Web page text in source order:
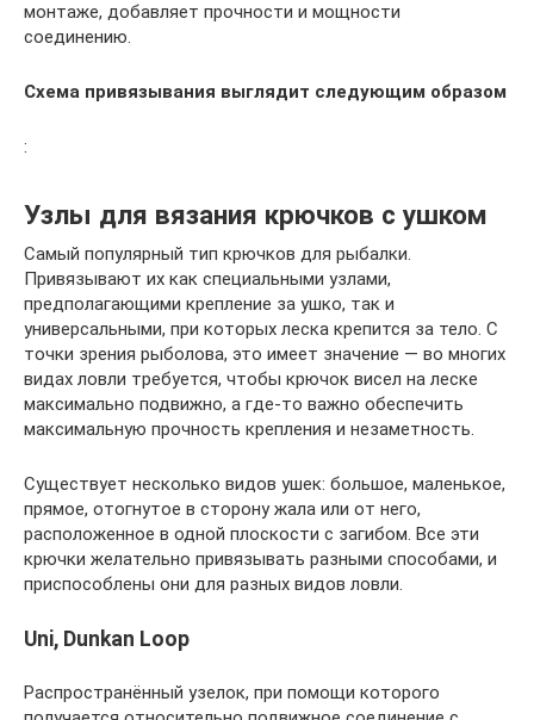
монтаже, добавляет прочности и мощности
соединению.
Схема привязывания выглядит следующим образом
:
Узлы для вязания крючков с ушком
Самый популярный тип крючков для рыбалки.
Привязывают их как специальными узлами,
предполагающими крепление за ушко, так и
универсальными, при которых леска крепится за тело. С
точки зрения рыболова, это имеет значение — во многих
видах ловли требуется, чтобы крючок висел на леске
максимально подвижно, а где-то важно обеспечить
максимальную прочность крепления и незаметность.
Существует несколько видов ушек: большое, маленькое,
прямое, отогнутое в сторону жала или от него,
расположенное в одной плоскости с загибом. Все эти
крючки желательно привязывать разными способами, и
приспособлены они для разных видов ловли.
Uni, Dunkan Loop
Распространённый узелок, при помощи которого